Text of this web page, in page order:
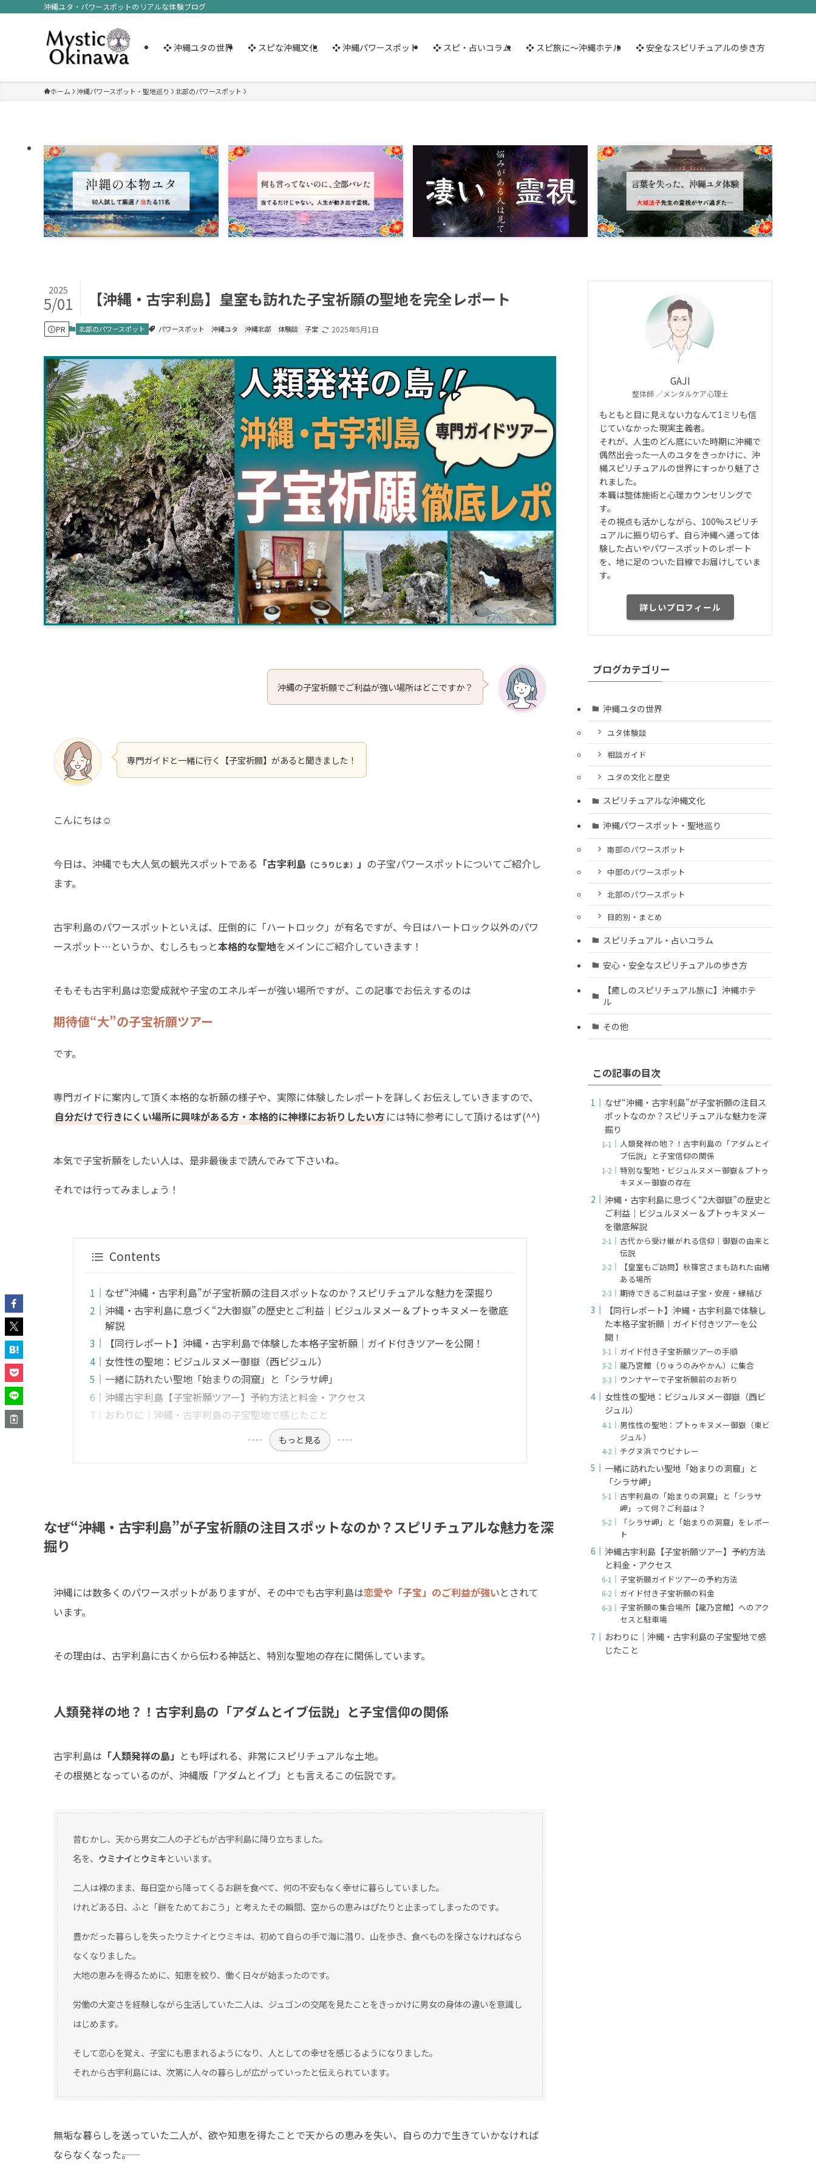
沖縄ユタ・パワースポットのリアルな体験ブログ
❖ 沖縄ユタの世界 ❖ スピな沖縄文化 ❖ 沖縄パワースポット ❖ スピ・占いコラム ❖ スピ旅に～沖縄ホテル ❖ 安全なスピリチュアルの歩き方
ホーム 沖縄パワースポット・聖地巡り 北部のパワースポット
【沖縄・古宇利島】皇室も訪れた子宝祈願の聖地を完全レポート
2025
5/01
PR 北部のパワースポット パワースポット 沖縄ユタ 沖縄北部 体験談 子宝 2025年5月1日
沖縄の子宝祈願でご利益が強い場所はどこですか？
専門ガイドと一緒に行く【子宝祈願】があると聞きました！
こんにちは☺
今日は、沖縄でも大人気の観光スポットである 「古宇利島 （こうりじま） 」 の子宝パワースポットについてご紹介し
ます。
古宇利島のパワースポットといえば、圧倒的に「ハートロック」が有名ですが、今日はハートロック以外のパワ
ースポット…というか、むしろもっと本格的な聖地をメインにご紹介していきます！
そもそも古宇利島は恋愛成就や子宝のエネルギーが強い場所ですが、この記事でお伝えするのは
期待値“大”の子宝祈願ツアー
です。
専門ガイドに案内して頂く本格的な祈願の様子や、実際に体験したレポートを詳しくお伝えしていきますので、
自分だけで行きにくい場所に興味がある方・本格的に神様にお祈りしたい方には特に参考にして頂けるはず(^^)
本気で子宝祈願をしたい人は、是非最後まで読んでみて下さいね。
それでは行ってみましょう！
Contents
なぜ“沖縄・古宇利島”が子宝祈願の注目スポットなのか？スピリチュアルな魅力を深掘り
沖縄・古宇利島に息づく“2大御嶽”の歴史とご利益｜ビジュルヌメー＆プトゥキヌメーを徹底
解説
【同行レポート】沖縄・古宇利島で体験した本格子宝祈願｜ガイド付きツアーを公開！
女性性の聖地：ビジュルヌメー御嶽（西ビジュル）
一緒に訪れたい聖地「始まりの洞窟」と「シラサ岬」
沖縄古宇利島【子宝祈願ツアー】予約方法と料金・アクセス
おわりに｜沖縄・古宇利島の子宝聖地で感じたこと
もっと見る
なぜ“沖縄・古宇利島”が子宝祈願の注目スポットなのか？スピリチュアルな魅力を深
掘り
沖縄には数多くのパワースポットがありますが、その中でも古宇利島は恋愛や「子宝」のご利益が強いとされて
います。
その理由は、古宇利島に古くから伝わる神話と、特別な聖地の存在に関係しています。
人類発祥の地？！古宇利島の「アダムとイブ伝説」と子宝信仰の関係
古宇利島は 「人類発祥の島」 とも呼ばれる、非常にスピリチュアルな土地。
その根拠となっているのが、沖縄版「アダムとイブ」とも言えるこの伝説です。
昔むかし、天から男女二人の子どもが古宇利島に降り立ちました。
名を、 ウミナイとウミキといいます。
二人は裸のまま、毎日空から降ってくるお餅を食べて、何の不安もなく幸せに暮らしていました。
けれどある日、ふと「餅をためておこう」と考えたその瞬間、空からの恵みはぴたりと止まってしまったのです。
豊かだった暮らしを失ったウミナイとウミキは、初めて自らの手で海に潜り、山を歩き、食べものを探さなければなら
なくなりました。
大地の恵みを得るために、知恵を絞り、働く日々が始まったのです。
労働の大変さを経験しながら生活していた二人は、ジュゴンの交尾を見たことをきっかけに男女の身体の違いを意識し
はじめます。
そして恋心を覚え、子宝にも恵まれるようになり、人としての幸せを感じるようになりました。
それから古宇利島には、次第に人々の暮らしが広がっていったと伝えられています。
無垢な暮らしを送っていた二人が、欲や知恵を得たことで天からの恵みを失い、自らの力で生きていかなければ
ならなくなった――。
GAJI
整体師 ／メンタルケア心理士
もともと目に見えない力なんて1ミリも信
じていなかった現実主義者。
それが、人生のどん底にいた時期に沖縄で
偶然出会った一人のユタをきっかけに、沖
縄スピリチュアルの世界にすっかり魅了さ
れました。
本職は整体施術と心理カウンセリングで
す。
その視点も活かしながら、100%スピリチ
ュアルに振り切らず、自ら沖縄へ通って体
験した占いやパワースポットのレポート
を、地に足のついた目線でお届けしていま
す。
詳しいプロフィール
ブログカテゴリー
沖縄ユタの世界
ユタ体験談
相談ガイド
ユタの文化と歴史
スピリチュアルな沖縄文化
沖縄パワースポット・聖地巡り
南部のパワースポット
中部のパワースポット
北部のパワースポット
目的別・まとめ
スピリチュアル・占いコラム
安心・安全なスピリチュアルの歩き方
【癒しのスピリチュアル旅に】沖縄ホテ
ル
その他
この記事の目次
なぜ“沖縄・古宇利島”が子宝祈願の注目ス
ポットなのか？スピリチュアルな魅力を深
掘り
人類発祥の地？！古宇利島の「アダムとイ
ブ伝説」と子宝信仰の関係
特別な聖地・ビジュルヌメー御嶽＆プトゥ
キヌメー御嶽の存在
沖縄・古宇利島に息づく“2大御嶽”の歴史と
ご利益｜ビジュルヌメー＆プトゥキヌメー
を徹底解説
古代から受け継がれる信仰｜御嶽の由来と
伝説
【皇室もご訪問】秋篠宮さまも訪れた由緒
ある場所
期待できるご利益は子宝・安産・縁結び
【同行レポート】沖縄・古宇利島で体験し
た本格子宝祈願｜ガイド付きツアーを公
開！
ガイド付き子宝祈願ツアーの手順
龍乃宮館（りゅうのみやかん）に集合
ウンナヤーで子宝祈願前のお祈り
女性性の聖地：ビジュルヌメー御嶽（西ビ
ジュル）
男性性の聖地：プトゥキヌメー御嶽（東ビ
ジュル）
チグヌ浜でウビナレー
一緒に訪れたい聖地「始まりの洞窟」と
「シラサ岬」
古宇利島の「始まりの洞窟」と「シラサ
岬」って何？ご利益は？
「シラサ岬」と「始まりの洞窟」をレポー
ト
沖縄古宇利島【子宝祈願ツアー】予約方法
と料金・アクセス
子宝祈願ガイドツアーの予約方法
ガイド付き子宝祈願の料金
子宝祈願の集合場所【龍乃宮館】へのアク
セスと駐車場
おわりに｜沖縄・古宇利島の子宝聖地で感
じたこと